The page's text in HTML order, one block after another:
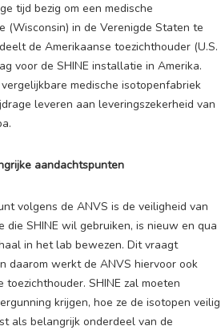
tijd bezig om een medische
(Wisconsin) in de Verenigde Staten te
de Amerikaanse toezichthouder (U.S.
voor de SHINE installatie in Amerika.
medische isotopenfabriek
leveren aan leveringszekerheid van
aandachtspunten
volgens de ANVS is de veiligheid van
die SHINE wil gebruiken, is nieuw en qua
in het lab bewezen. Dit vraagt
daarom werkt de ANVS hiervoor ook
toezichthouder. SHINE zal moeten
krijgen, hoe ze de isotopen veilig
als belangrijk onderdeel van de